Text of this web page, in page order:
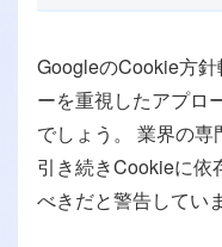
GoogleのCookie方
ーを重視したアプロ
でしょう。 業界の専
引き続きCookieに依
べきだと警告してい